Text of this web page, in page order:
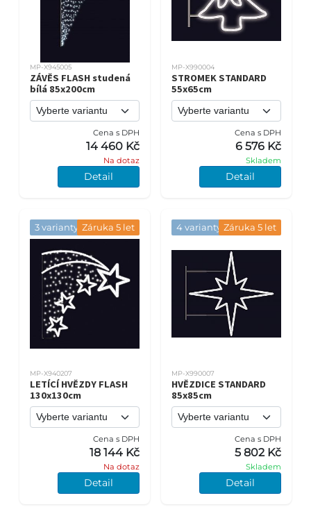
MP-X945005
ZÁVĚS FLASH studená
bílá 85x200cm
Cena s DPH
14 460 Kč
Na dotaz
Detail
MP-X990004
STROMEK STANDARD
55x65cm
Cena s DPH
6 576 Kč
Skladem
Detail
3 varianty Záruka 5 let
MP-X940207
LETÍCÍ HVĚZDY FLASH
130x130cm
Cena s DPH
18 144 Kč
Na dotaz
Detail
4 varianty Záruka 5 let
MP-X990007
HVĚZDICE STANDARD
85x85cm
Cena s DPH
5 802 Kč
Skladem
Detail